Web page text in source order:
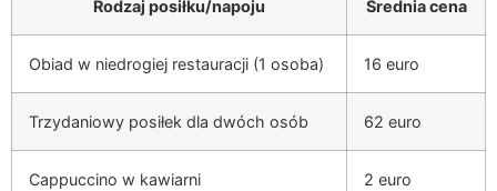
Rodzaj posiłku/napoju Średnia cena
Obiad w niedrogiej restauracji (1 osoba) 16 euro
Trzydaniowy posiłek dla dwóch osób 62 euro
Cappuccino w kawiarni 2 euro